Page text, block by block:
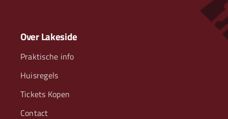
Over Lakeside
Praktische info
Huisregels
Tickets Kopen
Contact